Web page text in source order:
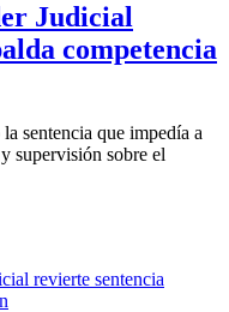
Judicial
competencia
sentencia que impedía a
supervisión sobre el